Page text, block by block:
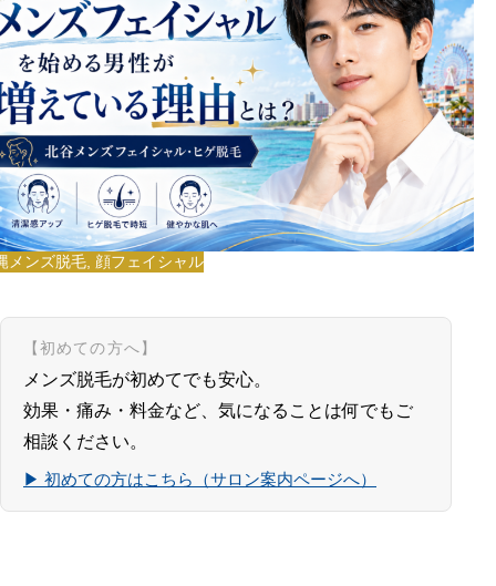
メンズ脱毛 顔フェイシャル
【初めての方へ】
メンズ脱毛が初めてでも安心。
効果・痛み・料金など、気になることは何でもご
相談ください。
▶ 初めての方はこちら（サロン案内ページへ）